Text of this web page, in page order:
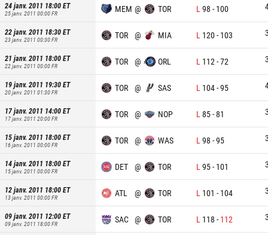
24 janv. 2011 18:00ET
25 janv. 2011 00:00FR MEM @ TOR L 98 - 100
22 janv. 2011 18:30ET
23 janv. 2011 00:30FR TOR @ MIA L 120- 103
21 janv. 2011 18:00ET
22 janv. 2011 00:00FR TOR @ ORL L 112 -72
19 janv. 2011 19:30ET
20 janv. 2011 01:30FR TOR @ SAS L 104-95
17 janv. 2011 14:00ET
17 janv. 2011 20:00FR TOR @ NOP L 85-81
15 janv. 2011 18:00ET
16 janv. 2011 00:00FR TOR @ WAS L 98 -95
14 janv. 2011 18:00ET
15 janv. 2011 00:00FR DET @ TOR L 95- 101
12 janv. 2011 18:00ET
13 janv. 2011 00:00FR ATL @ TOR L 101 - 104
09 janv. 2011 12:00ET
09 janv. 2011 18:00FR SAC @ TOR L 118 - 112